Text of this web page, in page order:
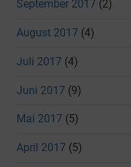
September 2017 (2)
August 2017 (4)
Juli 2017 (4)
Juni 2017 (9)
Mai 2017 (5)
April 2017 (5)